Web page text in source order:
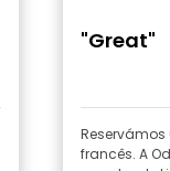
"Great"
francês. A